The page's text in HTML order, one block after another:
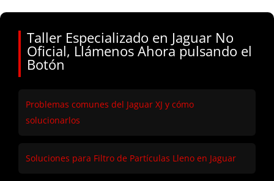
Taller Especializado en Jaguar No
Oficial, Llámenos Ahora pulsando el
Botón
Problemas comunes del Jaguar XJ y cómo
solucionarlos
Soluciones para Filtro de Partículas Lleno en Jaguar